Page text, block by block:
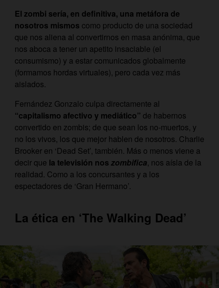
El zombi sería, en definitiva, una metáfora de
nosotros mismos como producto de una sociedad
que nos aliena al convertirnos en masa anónima, que
nos aboca a tener un apetito insaciable (el
consumismo) y a estar comunicados globalmente
(formamos hordas virtuales), pero cada vez más
aislados.
Fernández Gonzalo culpa directamente al
“capitalismo afectivo y mediático” de habernos
convertido en zombis; de que sean los no-muertos, y
no los vivos, los que mejor hablen de nosotros. Charlie
Brooker en ‘Dead Set’, también. Más o menos viene a
decir que la televisión nos zombifica, nos aísla de la
realidad. Como a los concursantes y a los
espectadores de ‘Gran Hermano’.
La ética en ‘The Walking Dead’